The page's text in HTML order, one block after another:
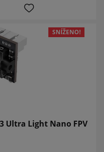
SNÍŽENO!
Ultra Light Nano FPV